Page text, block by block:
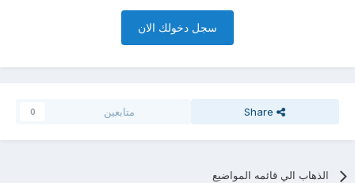
سجل دخولك الان
Share متابعين 0
الذهاب الي قائمه المواضيع